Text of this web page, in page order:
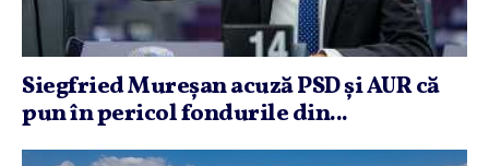
Siegfried Mureşan acuză PSD şi AUR că
pun în pericol fondurile din...